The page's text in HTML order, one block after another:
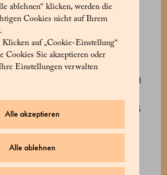
ablehnen“ klicken, werden die
Cookies nicht auf Ihrem
Klicken auf „Cookie-Einstellung“
Cookies Sie akzeptieren oder
Einstellungen verwalten
Alle akzeptieren
Alle ablehnen
(orangenschale, glukose-fruktose-
(rosa grapefruitschale,
zitronenschale
fruktose-sirup, zucker), ingwer
74 % (kakaomasse, zucker,
sojalecithine), weiße schokolade 33
zucker, natürliches
weiße schokolade 35
vollmilchpulver, magermilchpulver,
sonnenblumenlecithin, natürliches
pistazienpaste,
igp haselnüsse, zucker),